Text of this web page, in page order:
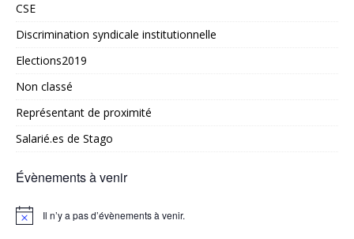
CSE
Discrimination syndicale institutionnelle
Elections2019
Non classé
Représentant de proximité
Salarié.es de Stago
Évènements à venir
N
Il n’y a pas d’évènements à venir.